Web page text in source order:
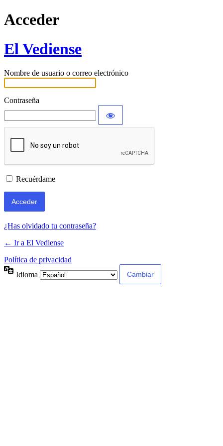
Acceder
El Vediense
Nombre de usuario o correo electrónico
Contraseña
Recuérdame
¿Has olvidado tu contraseña?
← Ir a El Vediense
Política de privacidad
Idioma